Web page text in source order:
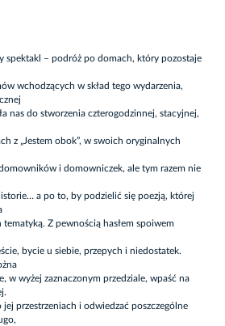
spektakl – podróż po domach, który pozostaje
wchodzących w skład tego wydarzenia,
nas do stworzenia czterogodzinnej, stacyjnej,
z „Jestem obok”, w swoich oryginalnych
i domowniczek, ale tym razem nie
a po to, by podzielić się poezją, której
Z pewnością hasłem spoiwem
bycie u siebie, przepych i niedostatek.
w wyżej zaznaczonym przedziale, wpaść na
przestrzeniach i odwiedzać poszczególne